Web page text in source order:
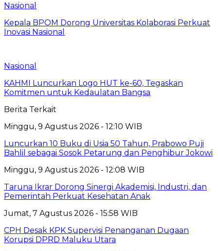
Nasional
Kepala BPOM Dorong Universitas Kolaborasi Perkuat
Inovasi Nasional
Nasional
KAHMI Luncurkan Logo HUT ke-60, Tegaskan
Komitmen untuk Kedaulatan Bangsa
Berita Terkait
Minggu, 9 Agustus 2026 - 12:10 WIB
Luncurkan 10 Buku di Usia 50 Tahun, Prabowo Puji
Bahlil sebagai Sosok Petarung dan Penghibur Jokowi
Minggu, 9 Agustus 2026 - 12:08 WIB
Taruna Ikrar Dorong Sinergi Akademisi, Industri, dan
Pemerintah Perkuat Kesehatan Anak
Jumat, 7 Agustus 2026 - 15:58 WIB
CPH Desak KPK Supervisi Penanganan Dugaan
Korupsi DPRD Maluku Utara